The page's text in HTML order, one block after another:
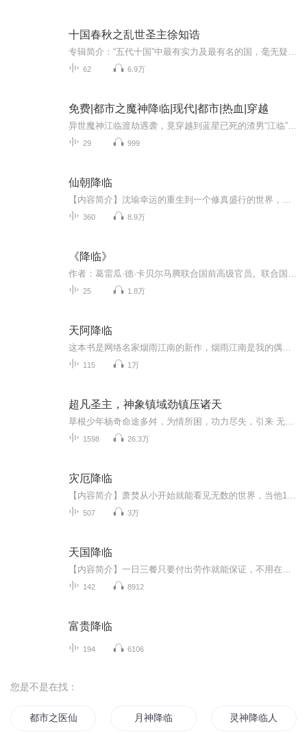
十国春秋之乱世圣主徐知诰
62 6.9万
免费|都市之魔神降临|现代|都市|热血|穿越
29 999
仙朝降临
360 8.9万
《降临》
25 1.8万
天阿降临
115 1万
超凡圣主，神象镇域劲镇压诸天
1598 26.3万
灾厄降临
507 3万
天国降临
142 8912
富贵降临
194 6106
您是不是在找：
都市之医仙降临 月神降临 灵神降临人间